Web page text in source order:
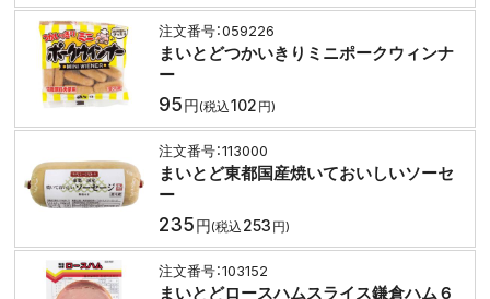
059226
まいとどつかいきりミニポークウィンナ
ー
95 102
113000
まいとど東都国産焼いておいしいソーセ
ー
235 253
103152
まいとどロースハムスライス鎌倉ハム６